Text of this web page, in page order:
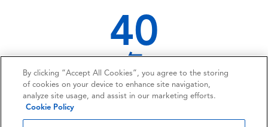
40
年
在企業的光輝歷史
By clicking “Accept All Cookies”, you agree to the storing
of cookies on your device to enhance site navigation,
analyze site usage, and assist in our marketing efforts.
Cookie Policy